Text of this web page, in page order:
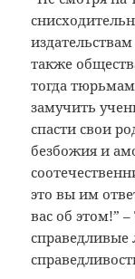
также
тогда
замучить
спасти свои
безбожия и
это вы им
вас об этом!”
справедливые